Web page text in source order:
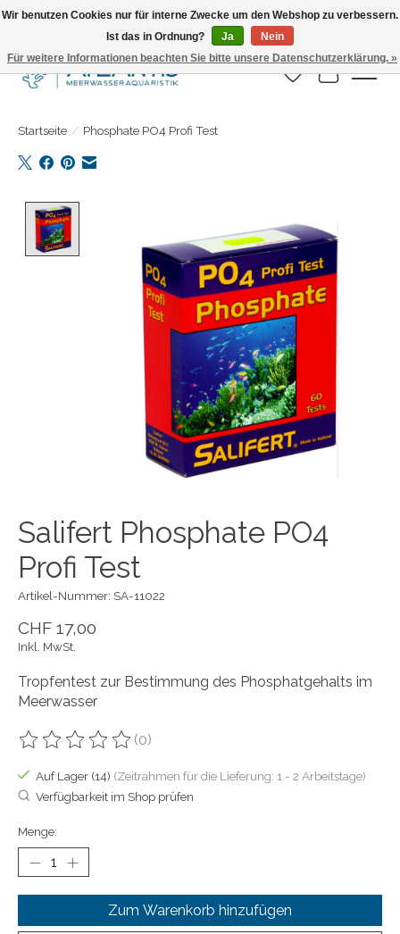
Täglicher Versand. Bestelle bis 15.00 Uhr
Wunschzettel
Ihr
Startseite / Phosphate PO4 Profi Test
Salifert Phosphate PO4
Profi Test
Artikel-Nummer: SA-11022
CHF 17,00
Inkl. MwSt.
Tropfentest zur Bestimmung des Phosphatgehalts im
Meerwasser
Die Bewertung dieses Produkts ist
(0)
Auf Lager (14) (Zeitrahmen für die Lieferung: 1 - 2 Arbeitstage)
Verfügbarkeit im Shop prüfen
Menge:
Zum Warenkorb hinzufügen
Wir benutzen Cookies nur für interne Zwecke um den Webshop zu verbessern.
Ist das in Ordnung?
Ja
Nein
Für weitere Informationen beachten Sie bitte unsere Datenschutzerklärung. »